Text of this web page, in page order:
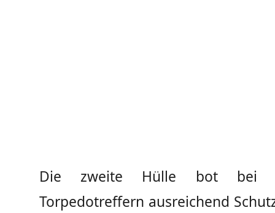
Die zweite Hülle bot bei
Torpedotreffern ausreichend